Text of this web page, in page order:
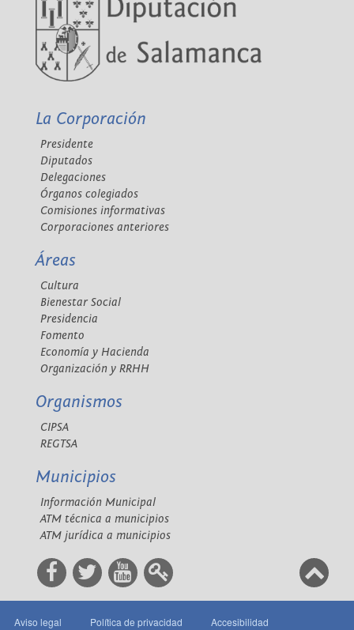
La Corporación
Presidente
Diputados
Delegaciones
Órganos colegiados
Comisiones informativas
Corporaciones anteriores
Áreas
Cultura
Bienestar Social
Presidencia
Fomento
Economía y Hacienda
Organización y RRHH
Organismos
CIPSA
REGTSA
Municipios
Información Municipal
ATM técnica a municipios
ATM jurídica a municipios
Aviso legal Política de privacidad Accesibilidad